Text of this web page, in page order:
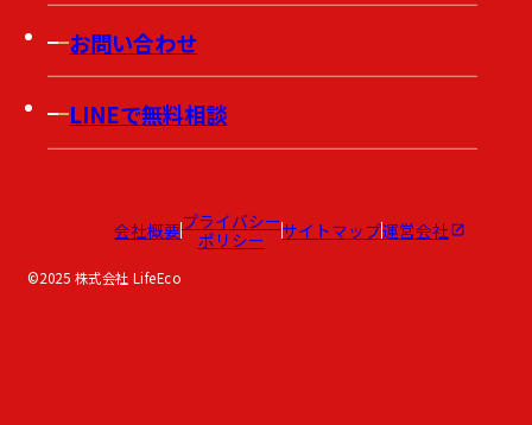
お問い合わせ
LINEで無料相談
会社概要プライバシー
ポリシー
サイトマップ運営会社
©2025 株式会社 LifeEco